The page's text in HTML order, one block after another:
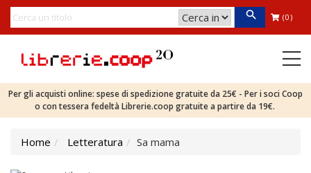
(0)
Per gli acquisti online: spese di spedizione gratuite da 25€ - Per i soci Coop
o con tessera fedeltà Librerie.coop gratuite a partire da 19€.
Home Letteratura Sa mama